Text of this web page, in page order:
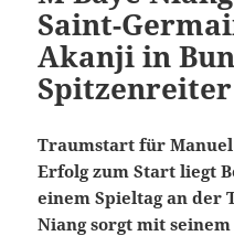
Saint-
Akanji in
Spitzenreiter
Traumstart für
Erfolg zum Start liegt
einem Spieltag an der
Niang sorgt mit